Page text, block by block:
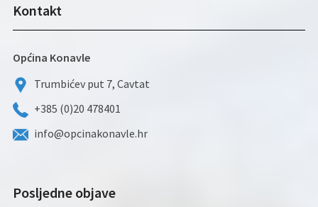
Kontakt
Općina Konavle
Trumbićev put 7, Cavtat
+385 (0)20 478401
info@opcinakonavle.hr
Posljedne objave